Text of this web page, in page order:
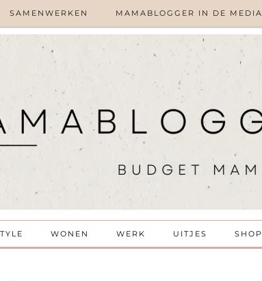
SAMENWERKEN MAMABLOGGER IN DE MEDIA
WONEN WERK UITJES SHOP